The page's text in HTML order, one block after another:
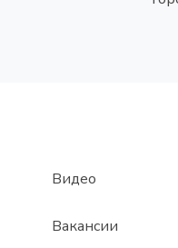
Видео
Вакансии